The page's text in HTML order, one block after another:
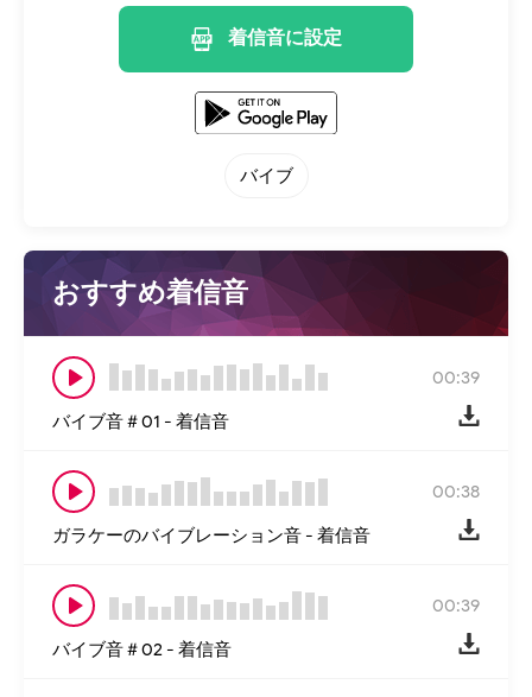
着信音に設定
バイブ
おすすめ着信音
00:39
バイブ音＃01 - 着信音
00:38
ガラケーのバイブレーション音 - 着信音
00:39
バイブ音＃02 - 着信音